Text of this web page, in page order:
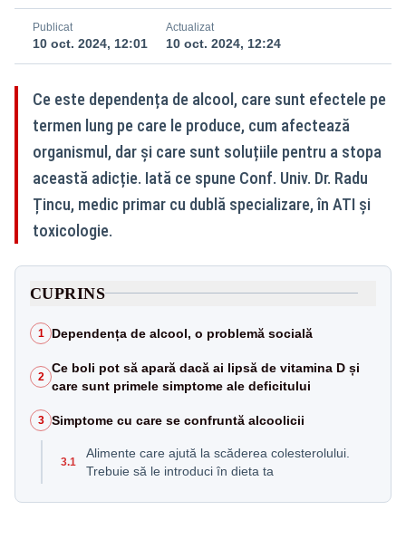
Publicat
10 oct. 2024, 12:01
Actualizat
10 oct. 2024, 12:24
Ce este dependența de alcool, care sunt efectele pe
termen lung pe care le produce, cum afectează
organismul, dar și care sunt soluțiile pentru a stopa
această adicție. Iată ce spune Conf. Univ. Dr. Radu
Țincu, medic primar cu dublă specializare, în ATI și
toxicologie.
CUPRINS
1 Dependența de alcool, o problemă socială
2
Ce boli pot să apară dacă ai lipsă de vitamina D și
care sunt primele simptome ale deficitului
3 Simptome cu care se confruntă alcoolicii
3.1
Alimente care ajută la scăderea colesterolului.
Trebuie să le introduci în dieta ta